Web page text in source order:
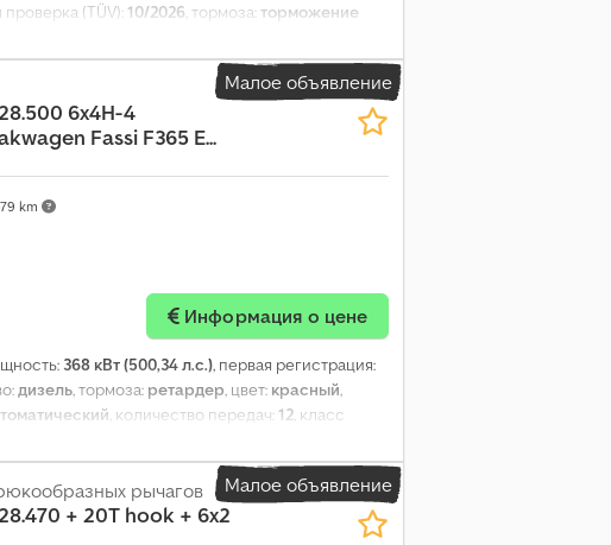
(TÜV):10/2026, тормоза:торможение
2, длина грузового отсека:4 600 мм, ширина
ABS, блокировка
дополнительные фары, кабина, кондиционер,
прицепное устройство, противотуманные
замок
Малое объявление
km
6x4H-4
Fassi F365 E...
Информация о цене
368 кВт (500,34 л.с.), первая регистрация:
дизель, тормоза: ретардер, цвет: красный,
, количество передач:12, класс
противотуманные фары, ретардер,
Малое объявление
рычагов
+ 20T hook + 6x2